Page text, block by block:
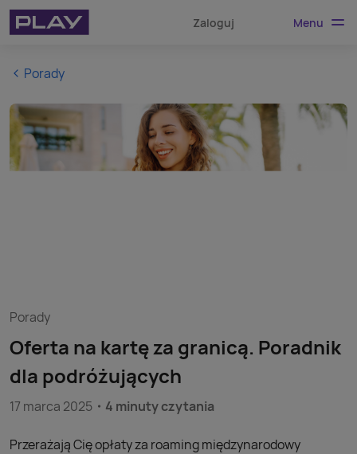
Zaloguj Menu
Porady
Porady
Oferta na kartę za granicą. Poradnik
dla podróżujących
17 marca 2025 4 minuty czytania
Przerażają Cię opłaty za roaming międzynarodowy